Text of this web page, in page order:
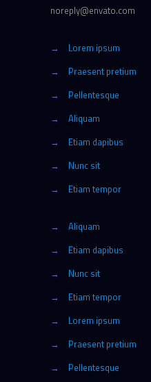
noreply@envato.com
→
Lorem ipsum
→
Praesent pretium
→
Pellentesque
→
Aliquam
→
Etiam dapibus
→
Nunc sit
→
Etiam tempor
→
Aliquam
→
Etiam dapibus
→
Nunc sit
→
Etiam tempor
→
Lorem ipsum
→
Praesent pretium
→
Pellentesque